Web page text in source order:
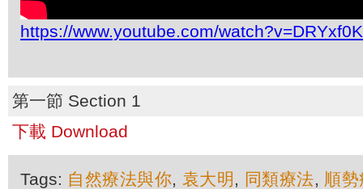
https://www.youtube.com/
第一節 Section 1
下載 Download
Tags: 自然療法與你, 袁大明 , 同類療法, 順